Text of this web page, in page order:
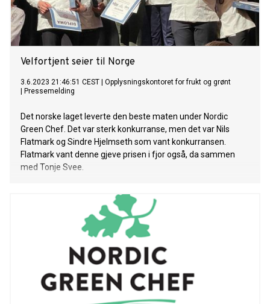
Velfortjent seier til Norge
3.6.2023 21:46:51 CEST
Opplysningskontoret for frukt og grønt
Pressemelding
Det norske laget leverte den beste maten under Nordic
Green Chef. Det var sterk konkurranse, men det var Nils
Flatmark og Sindre Hjelmseth som vant konkurransen.
Flatmark vant denne gjeve prisen i fjor også, da sammen
med Tonje Svee.